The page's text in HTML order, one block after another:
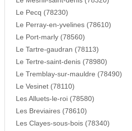
Le Pecq (78230)
Le Perray-en-yvelines (78610)
Le Port-marly (78560)
Le Tartre-gaudran (78113)
Le Tertre-saint-denis (78980)
Le Tremblay-sur-mauldre (78490)
Le Vesinet (78110)
Les Alluets-le-roi (78580)
Les Breviaires (78610)
Les Clayes-sous-bois (78340)